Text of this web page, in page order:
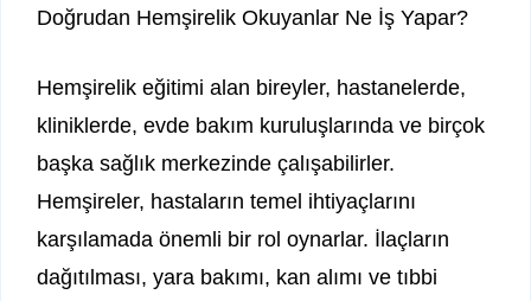
Doğrudan Hemşirelik Okuyanlar Ne İş Yapar?
Hemşirelik eğitimi alan bireyler, hastanelerde,
kliniklerde, evde bakım kuruluşlarında ve birçok
başka sağlık merkezinde çalışabilirler.
Hemşireler, hastaların temel ihtiyaçlarını
karşılamada önemli bir rol oynarlar. İlaçların
dağıtılması, yara bakımı, kan alımı ve tıbbi